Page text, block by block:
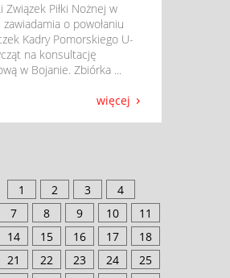
Związek Piłki Nożnej w
o powołaniu
Kadry Pomorskiego U-
na konsultację
w Bojanie. Zbiórka ...
więcej
1 2 3
4
7 8 9 10
11
14 15 16 17
18
21 22 23 24
25